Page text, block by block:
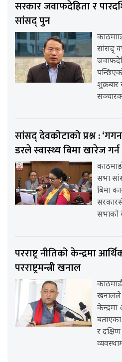
सरकार जवाफदेहिता र
सांसद् पुन
सांसद्
सांसद् देवकोटाको प्रश्न :
डरले स्वास्थ्य बिमा खारेज
सभा
बिमा
सभाको
परराष्ट्र नीतिको केन्द्रमा
परराष्ट्रमन्त्री खनाल
खनालले
बताएका
र